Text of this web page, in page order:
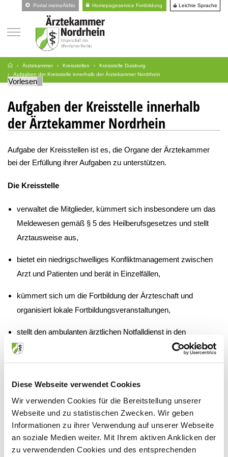
Diese Webseite verwendet Cookies
Wir verwenden Cookies für die Bereitstellung unserer
Webseite und zu statistischen Zwecken. Wir geben
Informationen zu ihrer Verwendung auf unserer Webseite
an soziale Medien weiter. Mit Ihrem aktiven Anklicken der
zu verwendenden Cookies und des entsprechenden
Portal meineÄkNo Homepageservice Fortbildung Leichte Sprache
Ärztekammer Kreisstellen
Kreisstelle Duisburg
Aufgaben der Kreisstelle innerhalb der Ärztekammer Nordrhein
Vorlesen
Aufgaben der Kreisstelle innerhalb
der Ärztekammer Nordrhein
Aufgabe der Kreisstellen ist es, die Organe der Ärztekammer
bei der Erfüllung ihrer Aufgaben zu unterstützen.
Die Kreisstelle
verwaltet die Mitglieder, kümmert sich insbesondere um das
Meldewesen gemäß § 5 des Heilberufsgesetzes und stellt
Arztausweise aus,
bietet ein niedrigschwelliges Konfliktmanagement zwischen
Arzt und Patienten und berät in Einzelfällen,
kümmert sich um die Fortbildung der Ärzteschaft und
organisiert lokale Fortbildungsveranstaltungen,
stellt den ambulanten ärztlichen Notfalldienst in den
sprechstundenfreien Zeiten sicher in Zusammenarbeit mit der
steuert das Ausbildungswesen zur / zum Medizinischen
Fachangestellten und betreut die Auszubildenden und
Ausbilder,
bietet das örtliche Schlichtungswesen an,